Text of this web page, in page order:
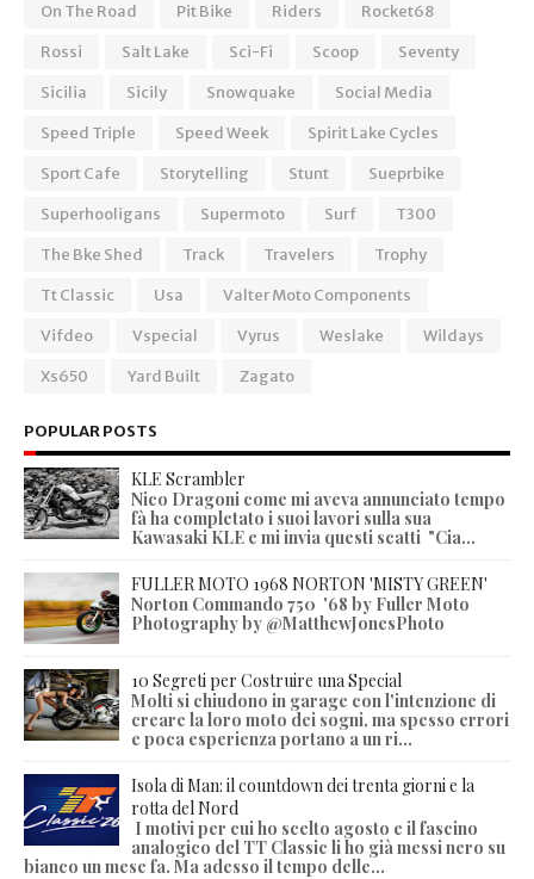
On The Road
Pit Bike Riders
Rocket68
Rossi
Salt Lake Sci-Fi Scoop
Seventy
Sicilia
Sicily Snowquake
Social Media
Speed Triple
Speed Week
Spirit Lake Cycles
Sport Cafe
Storytelling Stunt
Sueprbike
Superhooligans
Supermoto Surf
T300
The Bke Shed
Track Travelers
Trophy
Tt Classic
Usa
Valter Moto Components
Vifdeo
Vspecial Vyrus Weslake
Wildays
Xs650
Yard Built Zagato
POPULAR POSTS
KLE Scrambler
Nico Dragoni come mi aveva annunciato tempo
fà ha completato i suoi lavori sulla sua
Kawasaki KLE e mi invia questi scatti "Cia...
FULLER MOTO 1968 NORTON 'MISTY GREEN'
Norton Commando 750 '68 by Fuller Moto
Photography by @MatthewJonesPhoto
10 Segreti per Costruire una Special
Molti si chiudono in garage con l'intenzione di
creare la loro moto dei sogni, ma spesso errori
e poca esperienza portano a un ri...
Isola di Man: il countdown dei trenta giorni e la
rotta del Nord
I motivi per cui ho scelto agosto e il fascino
analogico del TT Classic li ho già messi nero su
bianco un mese fa. Ma adesso il tempo delle...